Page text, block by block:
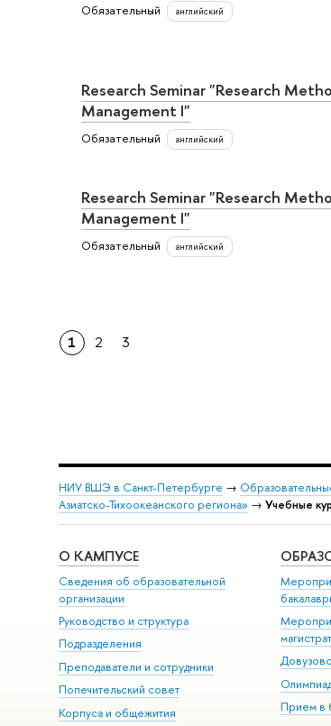
Обязательный английский
Research Seminar "Research
Management I"
Обязательный английский
Research Seminar "Research
Management I"
Обязательный английский
1 2 3
НИУ ВШЭ в Санкт-Петербурге →
Азиатско-Тихоокеанского региона» → Учебные
О КАМПУСЕ
Сведения об образовательной
организации
Руководство и структура
Подразделения
Преподаватели и сотрудники
Попечительский совет
Корпуса и общежития
Прием в